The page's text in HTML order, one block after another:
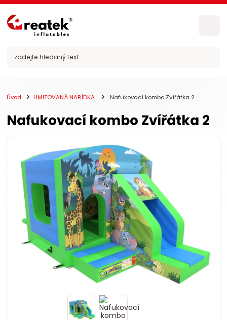
Úvod LIMITOVANÁ NABÍDKA Nafukovací kombo Zvířátka 2
Nafukovací kombo Zvířátka 2